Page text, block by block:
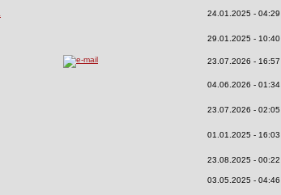
24.01.2025 - 04:29
29.01.2025 - 10:40
23.07.2026 - 16:57
04.06.2026 - 01:34
23.07.2026 - 02:05
01.01.2025 - 16:03
23.08.2025 - 00:22
03.05.2025 - 04:46